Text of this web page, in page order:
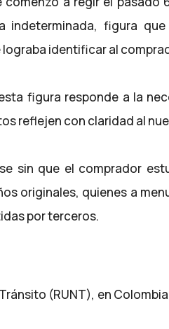
figura
identificar al
figura responde a la
reflejen con claridad al
sin que el comprador
originales, quienes a
por terceros.
(RUNT), en